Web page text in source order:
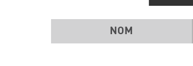
NOM